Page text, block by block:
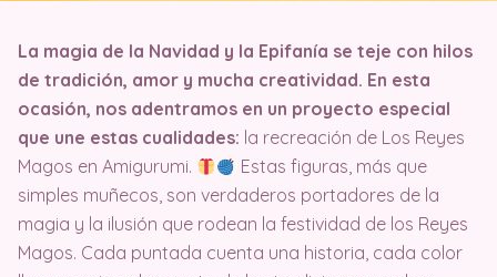
La magia de la Navidad y la Epifanía se teje con hilos
de tradición, amor y mucha creatividad. En esta
ocasión, nos adentramos en un proyecto especial
que une estas cualidades: la recreación de Los Reyes
Magos en Amigurumi.
Estas figuras, más que
simples muñecos, son verdaderos portadores de la
magia y la ilusión que rodean la festividad de los Reyes
Magos. Cada puntada cuenta una historia, cada color